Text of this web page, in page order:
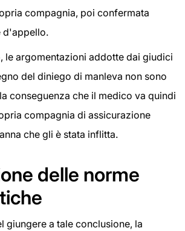
compagnia, poi confermata
d'appello.
le argomentazioni addotte dai giudici
del diniego di manleva non sono
conseguenza che il medico va quindi
compagnia di assicurazione
che gli è stata inflitta.
delle norme
giungere a tale conclusione, la